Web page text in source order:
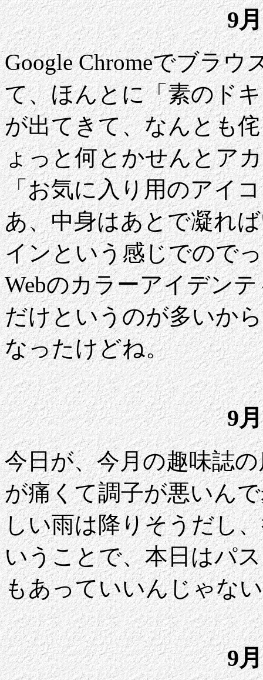
9
Google Chromeでブラウ
て、ほんとに「素のド
が出てきて、なんとも
ょっと何とかせんとア
「お気に入り用のアイ
あ、中身はあとで凝れ
インという感じでので
Webのカラーアイデン
だけというのが多いか
なったけどね。
9
今日が、今月の趣味誌
が痛くて調子が悪いん
しい雨は降りそうだし
いうことで、本日はパ
もあっていいんじゃな
9